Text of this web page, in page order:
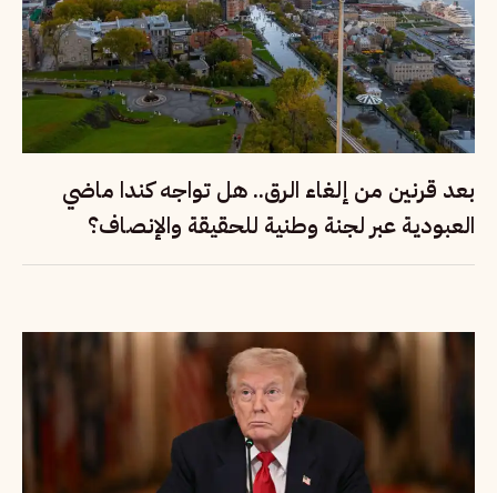
بعد قرنين من إلغاء الرق.. هل تواجه كندا ماضي
العبودية عبر لجنة وطنية للحقيقة والإنصاف؟